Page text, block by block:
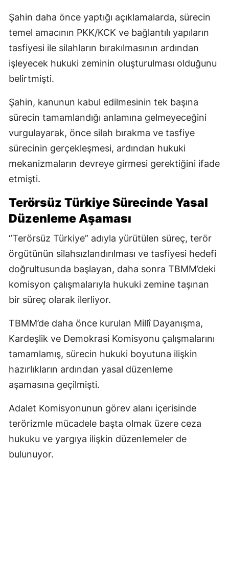
Şahin daha önce yaptığı açıklamalarda, sürecin
temel amacının PKK/KCK ve bağlantılı yapıların
tasfiyesi ile silahların bırakılmasının ardından
işleyecek hukuki zeminin oluşturulması olduğunu
belirtmişti.
Şahin, kanunun kabul edilmesinin tek başına
sürecin tamamlandığı anlamına gelmeyeceğini
vurgulayarak, önce silah bırakma ve tasfiye
sürecinin gerçekleşmesi, ardından hukuki
mekanizmaların devreye girmesi gerektiğini ifade
etmişti.
Terörsüz Türkiye Sürecinde Yasal
Düzenleme Aşaması
“Terörsüz Türkiye” adıyla yürütülen süreç, terör
örgütünün silahsızlandırılması ve tasfiyesi hedefi
doğrultusunda başlayan, daha sonra TBMM’deki
komisyon çalışmalarıyla hukuki zemine taşınan
bir süreç olarak ilerliyor.
TBMM’de daha önce kurulan Millî Dayanışma,
Kardeşlik ve Demokrasi Komisyonu çalışmalarını
tamamlamış, sürecin hukuki boyutuna ilişkin
hazırlıkların ardından yasal düzenleme
aşamasına geçilmişti.
Adalet Komisyonunun görev alanı içerisinde
terörizmle mücadele başta olmak üzere ceza
hukuku ve yargıya ilişkin düzenlemeler de
bulunuyor.